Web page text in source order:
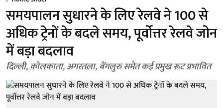
समयपालन सुधारने के लिए रेलवे ने 100 से
अधिक ट्रेनों के बदले समय, पूर्वोत्तर रेलवे जोन
में बड़ा बदलाव
दिल्ली, कोलकाता, अगरतला, बेंगलुरु समेत कई प्रमुख रूट प्रभावित